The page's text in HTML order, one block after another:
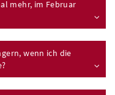
mehr, im Februar
wenn ich die